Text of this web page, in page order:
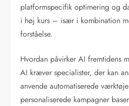
platformspecifik optimering og
i høj kurs – især i kombination
forståelse.
Hvordan påvirker AI fremtidens
AI kræver specialister, der kan
anvende automatiserede
personaliserede kampagner